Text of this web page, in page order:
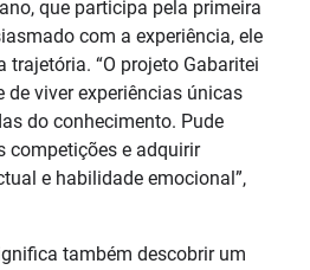
que participa pela primeira
com a experiência, ele
trajetória. “O projeto Gabaritei
de viver experiências únicas
do conhecimento. Pude
competições e adquirir
e habilidade emocional”,
também descobrir um